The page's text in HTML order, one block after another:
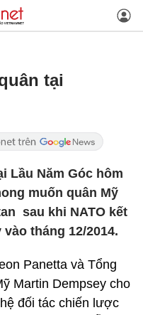
tại
Lầu Năm Góc hôm
muốn quân Mỹ
sau khi NATO kết
tháng 12/2014.
Panetta và Tổng
Martin Dempsey cho
đối tác chiến lược